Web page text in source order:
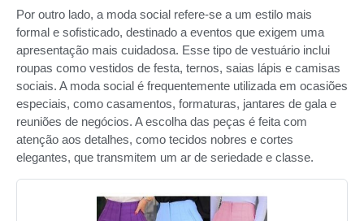
Por outro lado, a moda social refere-se a um estilo mais
formal e sofisticado, destinado a eventos que exigem uma
apresentação mais cuidadosa. Esse tipo de vestuário inclui
roupas como vestidos de festa, ternos, saias lápis e camisas
sociais. A moda social é frequentemente utilizada em ocasiões
especiais, como casamentos, formaturas, jantares de gala e
reuniões de negócios. A escolha das peças é feita com
atenção aos detalhes, como tecidos nobres e cortes
elegantes, que transmitem um ar de seriedade e classe.